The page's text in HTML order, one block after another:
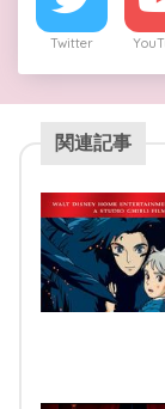
Twitter
関連記事